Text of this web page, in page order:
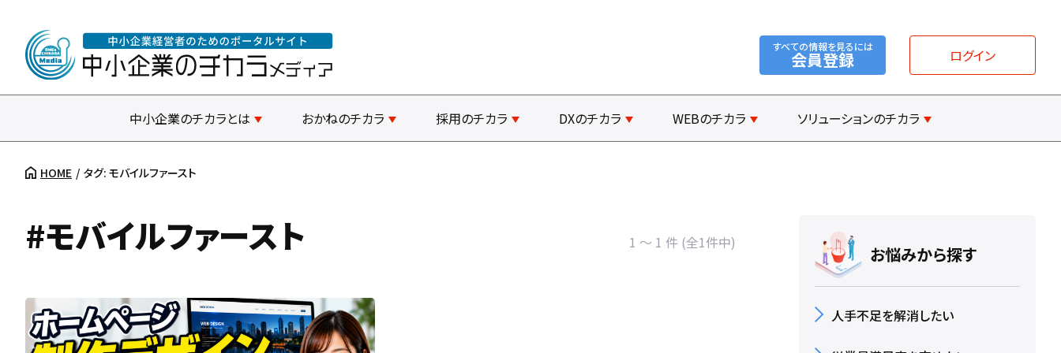
すべての情報を見るには
会員登録 ログイン
中小企業のチカラとは おかねのチカラ 採用のチカラ DXのチカラ WEBのチカラ ソリューションのチカラ
HOME タグ: モバイルファースト
#モバイルファースト 1 ～ 1 件 (全1件中)
お悩みから探す
人手不足を解消したい